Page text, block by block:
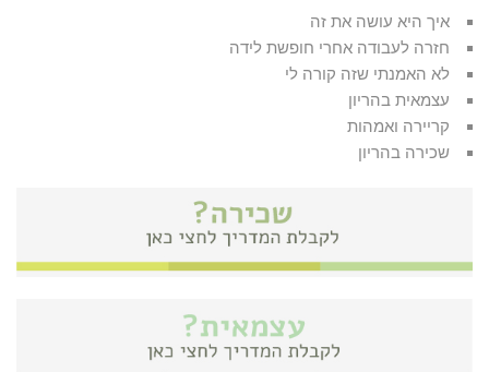
איך היא עושה את זה
חזרה לעבודה אחרי חופשת לידה
לא האמנתי שזה קורה לי
עצמאית בהריון
קריירה ואמהות
שכירה בהריון